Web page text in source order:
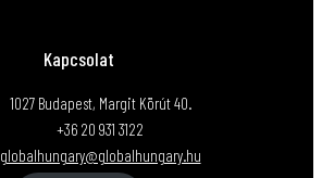
Kapcsolat
1027 Budapest, Margit Körút 40.
+36 20 931 3122
globalhungary@globalhungary.hu